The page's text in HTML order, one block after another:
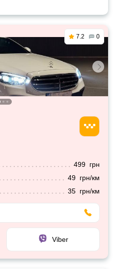
7.2 0
499 грн
49 грн/км
35 грн/км
Viber